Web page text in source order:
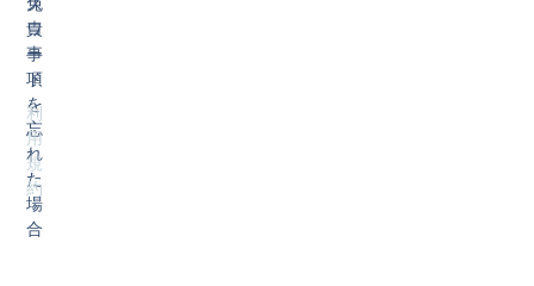
ワ
ー
ド
を
忘
れ
た
場
合
責
事
項
利
用
規
約